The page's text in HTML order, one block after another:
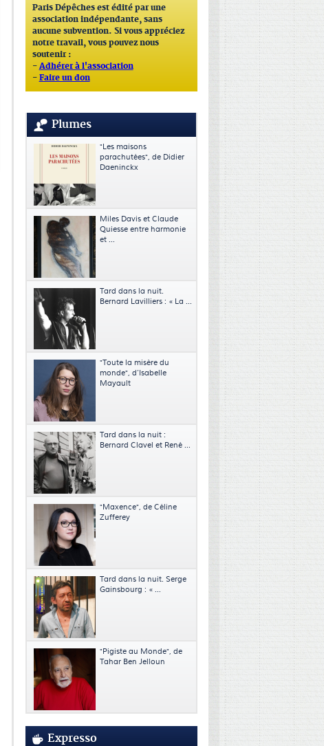
Paris Dépêches est édité par une
association indépendante, sans
aucune subvention. Si vous appréciez
notre travail, vous pouvez nous
soutenir :
- Adhérer à l'association
- Faire un don
Plumes
"Les maisons
parachutées", de Didier
Daeninckx
Miles Davis et Claude
Quiesse entre harmonie
et ...
Tard dans la nuit.
Bernard Lavilliers : « La ...
"Toute la misère du
monde", d’Isabelle
Mayault
Tard dans la nuit :
Bernard Clavel et René ...
"Maxence", de Céline
Zufferey
Tard dans la nuit. Serge
Gainsbourg : « ...
"Pigiste au Monde", de
Tahar Ben Jelloun
Expresso